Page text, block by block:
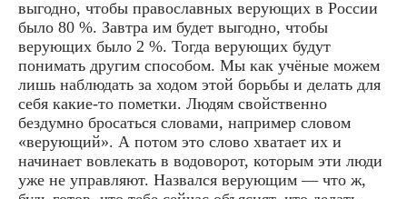
выгодно, чтобы православных верующих в России
было 80 %. Завтра им будет выгодно, чтобы
верующих было 2 %. Тогда верующих будут
понимать другим способом. Мы как учёные можем
лишь наблюдать за ходом этой борьбы и делать для
себя какие-то пометки. Людям свойственно
бездумно бросаться словами, например словом
«верующий». А потом это слово хватает их и
начинает вовлекать в водоворот, которым эти люди
уже не управляют. Назвался верующим — что ж,